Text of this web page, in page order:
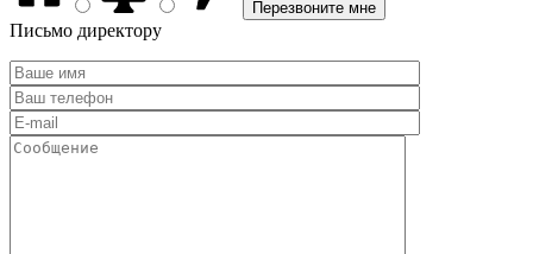
Письмо директору